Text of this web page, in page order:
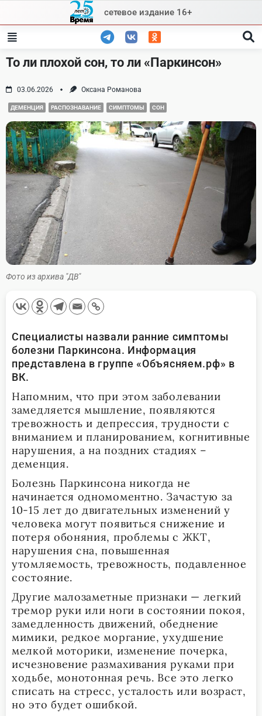
content
сетевое издание 16+
То ли плохой сон, то ли «Паркинсон»
03.06.2026 Оксана Романова
ДЕМЕНЦИЯ РАСПОЗНАВАНИЕ СИМПТОМЫ СОН
Фото из архива "ДВ"
Специалисты назвали ранние симптомы
болезни Паркинсона. Информация
представлена в группе «Объясняем.рф» в
ВК.
Напомним, что при этом заболевании
замедляется мышление, появляются
тревожность и депрессия, трудности с
вниманием и планированием, когнитивные
нарушения, а на поздних стадиях –
деменция.
Болезнь Паркинсона никогда не
начинается одномоментно. Зачастую за
10-15 лет до двигательных изменений у
человека могут появиться снижение и
потеря обоняния, проблемы с ЖКТ,
нарушения сна, повышенная
утомляемость, тревожность, подавленное
состояние.
Другие малозаметные признаки — легкий
тремор руки или ноги в состоянии покоя,
замедленность движений, обеднение
мимики, редкое моргание, ухудшение
мелкой моторики, изменение почерка,
исчезновение размахивания руками при
ходьбе, монотонная речь. Все это легко
списать на стресс, усталость или возраст,
но это будет ошибкой.